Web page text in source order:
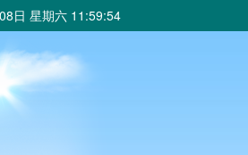
日 星期六 11:59:56